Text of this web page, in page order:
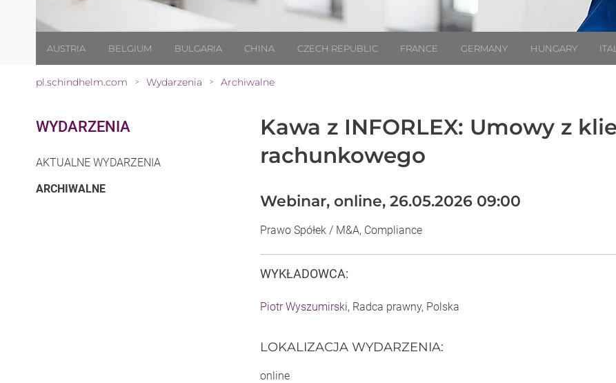
AUSTRIA BELGIUM BULGARIA CHINA CZECH REPUBLIC FRANCE GERMANY HUNGARY
pl.schindhelm.com > Wydarzenia > Archiwalne
WYDARZENIA
AKTUALNE WYDARZENIA
ARCHIWALNE(CURRENT)
Kawa z INFORLEX: Umowy z
rachunkowego
Webinar, online, 26.05.2026 09:00
Prawo Spółek / M&A, Compliance
WYKŁADOWCA:
Piotr Wyszumirski, Radca prawny, Polska
LOKALIZACJA WYDARZENIA:
online